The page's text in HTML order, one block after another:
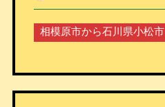
相模原市から石川県小松市